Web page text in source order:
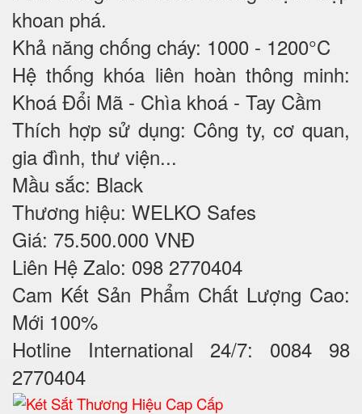
khoan phá.
Khả năng chống cháy: 1000 - 1200°C
Hệ thống khóa liên hoàn thông minh:
Khoá Đổi Mã - Chìa khoá - Tay Cầm
Thích hợp sử dụng: Công ty, cơ quan,
gia đình, thư viện...
Mầu sắc: Black
Thương hiệu: WELKO Safes
Giá: 75.500.000 VNĐ
Liên Hệ Zalo: 098 2770404
Cam Kết Sản Phẩm Chất Lượng Cao:
Mới 100%
Hotline International 24/7: 0084 98
2770404